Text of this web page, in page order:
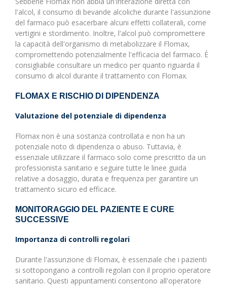
l'alcol, il consumo di bevande alcoliche durante l'assunzione
del farmaco può esacerbare alcuni effetti collaterali, come
vertigini e stordimento. Inoltre, l'alcol può compromettere
la capacità dell'organismo di metabolizzare il Flomax,
compromettendo potenzialmente l'efficacia del farmaco. È
consigliabile consultare un medico per quanto riguarda il
consumo di alcol durante il trattamento con Flomax.
FLOMAX E RISCHIO DI DIPENDENZA
Valutazione del potenziale di dipendenza
Flomax non è una sostanza controllata e non ha un
potenziale noto di dipendenza o abuso. Tuttavia, è
essenziale utilizzare il farmaco solo come prescritto da un
professionista sanitario e seguire tutte le linee guida
relative a dosaggio, durata e frequenza per garantire un
trattamento sicuro ed efficace.
MONITORAGGIO DEL PAZIENTE E CURE
SUCCESSIVE
Importanza di controlli regolari
Durante l'assunzione di Flomax, è essenziale che i pazienti
si sottopongano a controlli regolari con il proprio operatore
sanitario. Questi appuntamenti consentono all'operatore